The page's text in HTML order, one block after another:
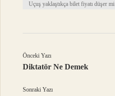
Uçuş yaklaştıkça bilet fiyatı düşer mi
Önceki Yazı
Diktatör Ne Demek
Sonraki Yazı